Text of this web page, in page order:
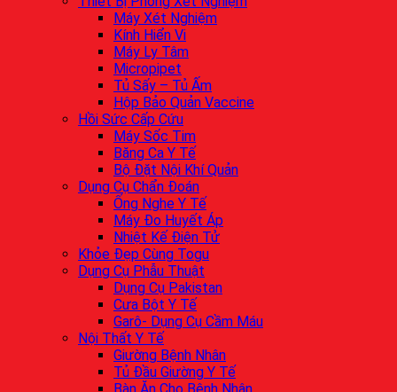
Máy Xét Nghiệm
Kính Hiển Vi
Máy Ly Tâm
Micropipet
Tủ Sấy – Tủ Ấm
Hộp Bảo Quản Vaccine
Hồi Sức Cấp Cứu
Máy Sốc Tim
Băng Ca Y Tế
Bộ Đặt Nội Khí Quản
Dụng Cụ Chẩn Đoán
Ống Nghe Y Tế
Máy Đo Huyết Áp
Nhiệt Kế Điện Tử
Khỏe Đẹp Cùng Togu
Dụng Cụ Phẫu Thuật
Dụng Cụ Pakistan
Cưa Bột Y Tế
Garô- Dụng Cụ Cầm Máu
Nội Thất Y Tế
Giường Bệnh Nhân
Tủ Đầu Giường Y Tế
Bàn Ăn Cho Bệnh Nhân